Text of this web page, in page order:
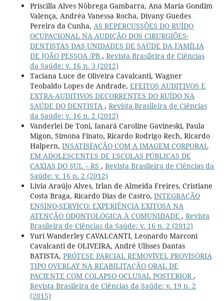
Priscilla Alves Nòbrega Gambarra, Ana Maria Gondim
Valença, Andréa Vanessa Rocha, Divany Guedes
Pereira da Cunha, AS REPERCUSSÕES DO RUÍDO
OCUPACIONAL NA AUDIÇÃO DOS CIRURGIÕES-
DENTISTAS DAS UNIDADES DE SAÚDE DA FAMÍLIA
DE JOÃO PESSOA /PB , Revista Brasileira de Ciências
da Saúde: v. 16 n. 3 (2012)
Taciana Luce de Oliveira Cavalcanti, Wagner
Teobaldo Lopes de Andrade, EFEITOS AUDITIVOS E
EXTRA-AUDITIVOS DECORRENTES DO RUÍDO NA
SAÚDE DO DENTISTA , Revista Brasileira de Ciências
da Saúde: v. 16 n. 2 (2012)
Vanderlei De Toni, Ianará Caroline Gavineski, Paula
Migon, Simona Finato, Ricardo Rodrigo Rech, Ricardo
Halpern, INSATISFAÇÃO COM A IMAGEM CORPORAL
EM ADOLESCENTES DE ESCOLAS PÚBLICAS DE
CAXIAS DO SUL – RS , Revista Brasileira de Ciências da
Saúde: v. 16 n. 2 (2012)
Livia Araújo Alves, Irlan de Almeida Freires, Cristiane
Costa Braga, Ricardo Dias de Castro, INTEGRAÇÃO
ENSINO-SERVIÇO: EXPERIÊNCIA EXITOSA NA
ATENÇÃO ODONTOLÓGICA À COMUNIDADE , Revista
Brasileira de Ciências da Saúde: v. 16 n. 2 (2012)
Yuri Wanderley CAVALCANTI, Leonardo Marconi
Cavalcanti de OLIVEIRA, André Ulisses Dantas
BATISTA, PRÓTESE PARCIAL REMOVÍVEL PROVISÓRIA
TIPO OVERLAY NA REABILITAÇÃO ORAL DE
PACIENTE COM COLAPSO OCLUSAL POSTERIOR ,
Revista Brasileira de Ciências da Saúde: v. 19 n. 2
(2015)